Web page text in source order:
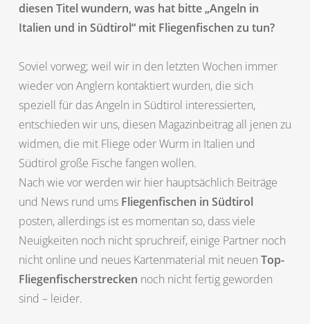
diesen Titel wundern, was hat bitte „Angeln in
Italien und in Südtirol“ mit Fliegenfischen zu tun?
Soviel vorweg; weil wir in den letzten Wochen immer
wieder von Anglern kontaktiert wurden, die sich
speziell für das Angeln in Südtirol interessierten,
entschieden wir uns, diesen Magazinbeitrag all jenen zu
widmen, die mit Fliege oder Wurm in Italien und
Südtirol große Fische fangen wollen.
Nach wie vor werden wir hier hauptsächlich Beiträge
und News rund ums Fliegenfischen in Südtirol
posten, allerdings ist es momentan so, dass viele
Neuigkeiten noch nicht spruchreif, einige Partner noch
nicht online und neues Kartenmaterial mit neuen Top-
Fliegenfischerstrecken noch nicht fertig geworden
sind – leider.